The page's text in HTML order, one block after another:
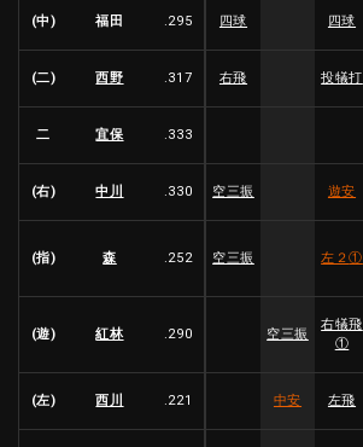
交流戦
千葉ロッテマリーンズ
オリックス・バファローズ
福岡ソフトバンクホークス
設定
(中) 福田 .295 四球 四球
(二) 西野 .317 右飛 投犠打
二 宜保 .333
(右) 中川 .330 空三振 遊安
(指) 森 .252 空三振 左２①
(遊) 紅林 .290 空三振
右犠飛
①
(左) 西川 .221 中安 左飛